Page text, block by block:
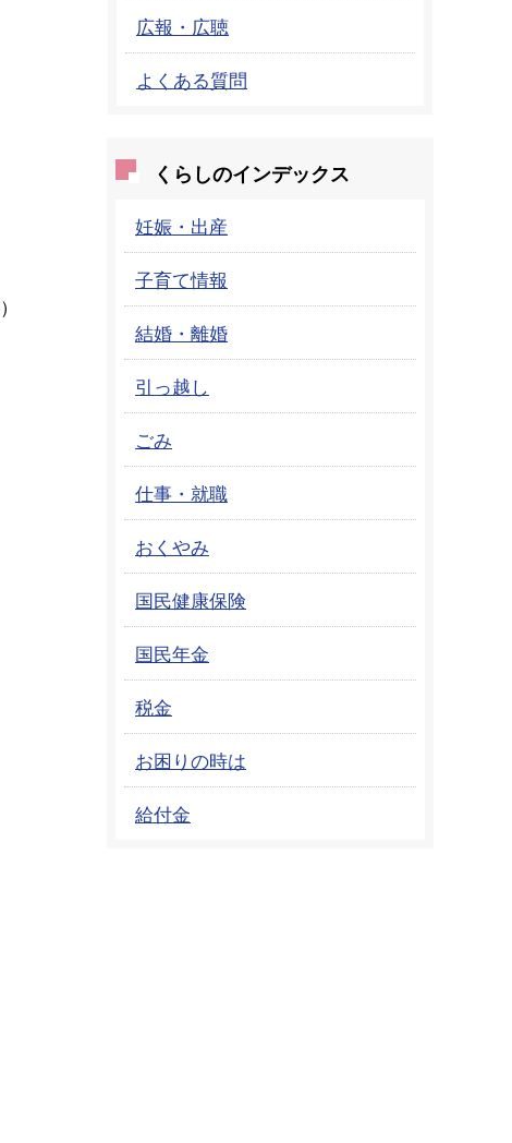
）
広報・広聴
よくある質問
くらしのインデックス
妊娠・出産
子育て情報
結婚・離婚
引っ越し
ごみ
仕事・就職
おくやみ
国民健康保険
国民年金
税金
お困りの時は
給付金